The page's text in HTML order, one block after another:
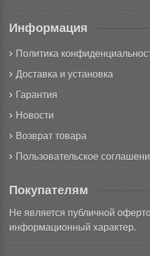
Информация
Политика
Доставка и установка
Гарантия
Новости
Возврат товара
Пользовательское
Покупателям
Не является публичной
информационный характер.